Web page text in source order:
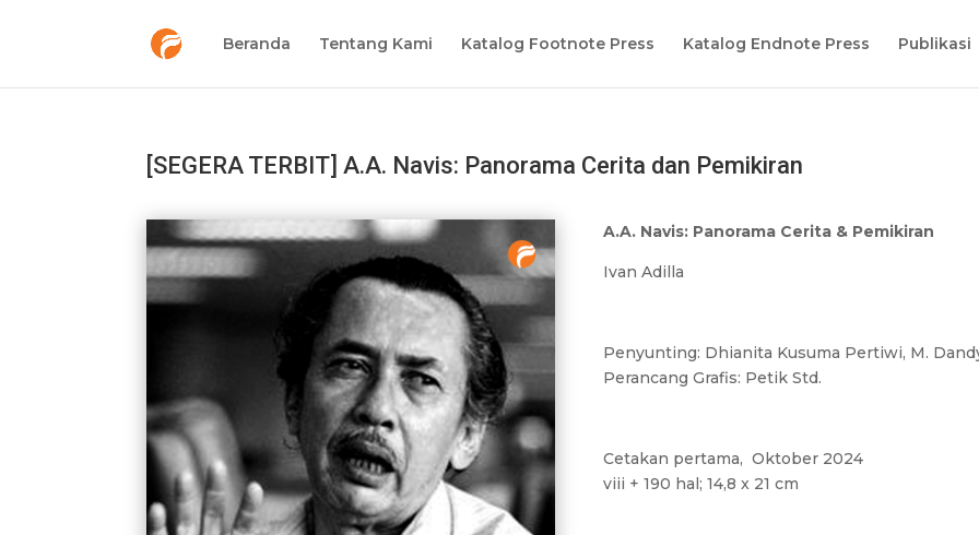
Beranda Tentang Kami Katalog Footnote Press Katalog Endnote Press Publikasi
[SEGERA TERBIT] A.A. Navis: Panorama Cerita dan Pemikiran
A.A. Navis: Panorama Cerita & Pemikiran
Ivan Adilla
Penyunting: Dhianita Kusuma Pertiwi, M.
Perancang Grafis: Petik Std.
Cetakan pertama, Oktober 2024
viii + 190 hal; 14,8 x 21 cm